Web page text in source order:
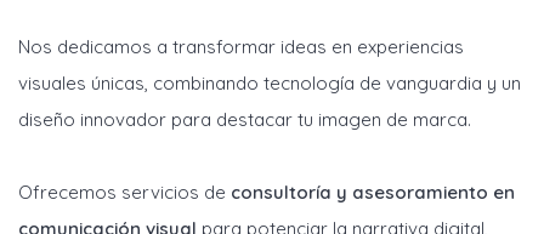
Nos dedicamos a transformar ideas en experiencias
visuales únicas, combinando tecnología de vanguardia y un
diseño innovador para destacar tu imagen de marca.
Ofrecemos servicios de consultoría y asesoramiento en
comunicación visual para potenciar la narrativa digital,